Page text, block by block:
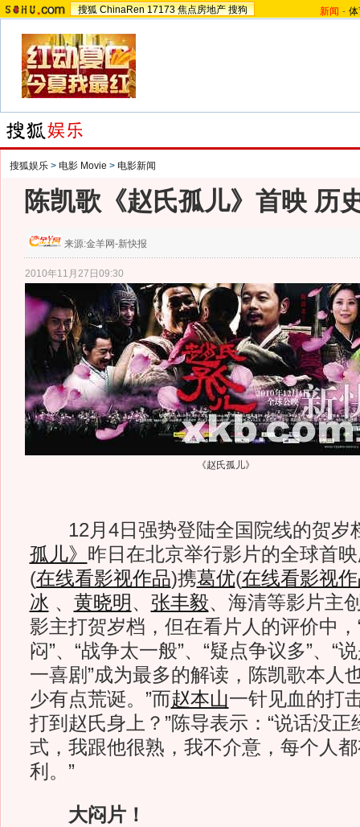
搜狐 ChinaRen 17173 焦点房地产 搜狗 新闻 -
搜狐娱乐 > 电影 Movie > 电影新闻
陈凯歌《赵氏孤儿》首映 历
来源:金羊网-新快报
2010年11月27日09:30
《赵氏孤儿》
12月4日强势登陆全国院线的贺岁
孤儿》 昨日在北京举行影片的全球首
(在线看影视作品)携葛优(在线看影视
冰 、 黄晓明 、 张丰毅、海清等影片主
影主打贺岁档，但在看片人的评价中，
闷”、“战争太一般”、“疑点争议多”、“
一喜剧”成为最多的解读，陈凯歌本人
少有点荒诞。”而赵本山一针见血的打
打到赵氏身上？”陈导表示：“说话没
式，我跟他很熟，我不介意，每个人
利。”
大闷片！